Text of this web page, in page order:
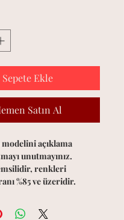
Sepete Ekle
Satın Al
modelini açıklama
unutmayınız.
renkleri
%85 ve üzeridir.